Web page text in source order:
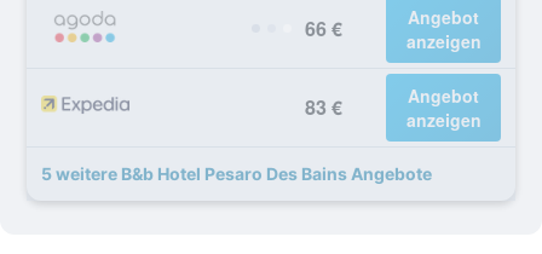
66 €
Angebot
anzeigen
83 €
Angebot
anzeigen
5 weitere B&b Hotel Pesaro Des Bains Angebote